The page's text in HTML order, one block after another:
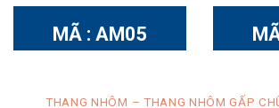
Với NIKITA OUTLETAn toàn
là trên hết
MÃ : AM05
THANG NHÔM – THANG NHÔM GẤP